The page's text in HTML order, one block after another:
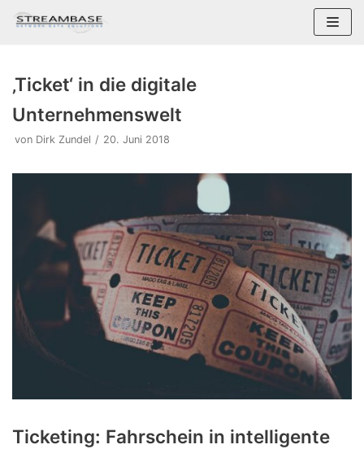
Zum
‚Ticket‘ in die digitale
Unternehmenswelt
von Dirk Zundel 20. Juni 2018
Ticketing: Fahrschein in intelligente